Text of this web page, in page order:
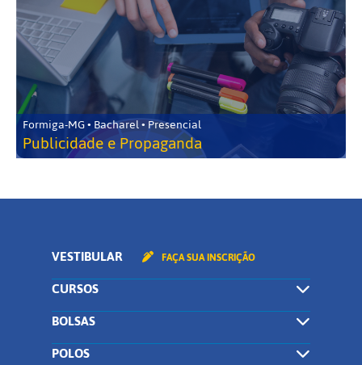
Formiga-MG • Bacharel • Presencial
Publicidade e Propaganda
VESTIBULAR FAÇA SUA INSCRIÇÃO
CURSOS
BOLSAS
POLOS